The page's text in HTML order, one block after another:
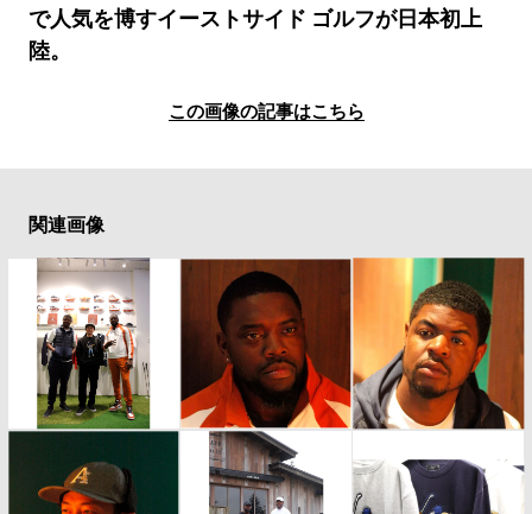
で人気を博すイーストサイド ゴルフが日本初上
陸。
この画像の記事はこちら
関連画像